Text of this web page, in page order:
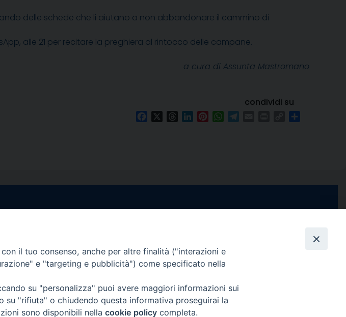
delle schede che li aiutano a non abbandonare il cammino di
alle 21 per recitare la preghiera al rintocco delle campane.
a cura di Assunta Mastromano
condividi su
FacebookThreadsLinkedInPinterestWhatsApp
Copy
tel. 0818714501
Giorni ed Orari Apertura Uffici:
Uffici Matrimoni:
Lunedì e Mercoledì ore 09:30 – 12:30
YouTube
Channel
Feed
Informativa Privacy
COPYRIGHT © 2013-2025
il tuo consenso, anche per altre finalità ("interazioni e
e "targeting e pubblicità") come specificato nella
su "personalizza" puoi avere maggiori informazioni sui
su "rifiuta" o chiudendo questa informativa proseguirai la
sono disponibili nella cookie policy completa.